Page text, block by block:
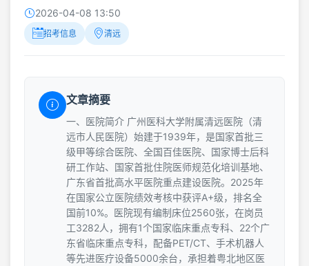
2026-04-08 13:50
招考信息 清远
文章摘要
一、医院简介 广州医科大学附属清远医院（清
远市人民医院）始建于1939年，是国家首批三
级甲等综合医院、全国百佳医院、国家博士后科
研工作站、国家首批住院医师规范化培训基地、
广东省首批高水平医院重点建设医院。2025年
在国家公立医院绩效考核中获评A+级，排名全
国前10%。医院现有编制床位2560张，在岗员
工3282人，拥有1个国家临床重点专科、22个广
东省临床重点专科，配备PET/CT、手术机器人
等先进医疗设备5000余台，承担着粤北地区医